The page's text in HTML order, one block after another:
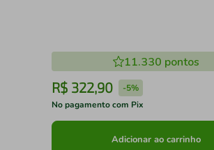
11.330 pontos
R$ 322,90 -5%
No pagamento com Pix
Adicionar ao carrinho